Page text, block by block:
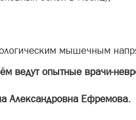
мышечным
ведут опытные врачи-
Александровна Ефремова.